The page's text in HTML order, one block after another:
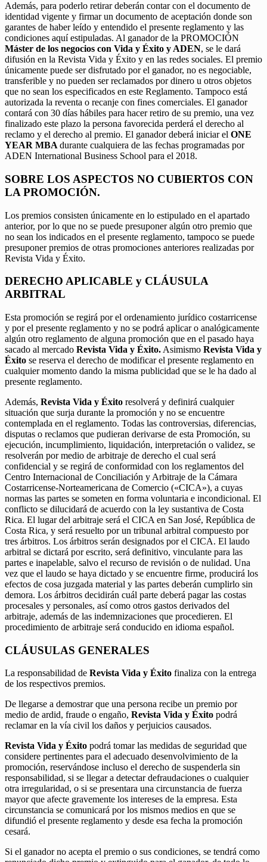
Además, para poderlo retirar deberán contar con el documento de
identidad vigente y firmar un documento de aceptación donde son
garantes de haber leído y entendido el presente reglamento y las
condiciones aquí estipuladas. Al ganador de la PROMOCIÓN
Máster de los negocios con Vida y Éxito y ADEN, se le dará
difusión en la Revista Vida y Éxito y en las redes sociales. El premio
únicamente puede ser disfrutado por el ganador, no es negociable,
transferible y no pueden ser reclamados por dinero u otros objetos
que no sean los especificados en este Reglamento. Tampoco está
autorizada la reventa o recanje con fines comerciales. El ganador
contará con 30 días hábiles para hacer retiro de su premio, una vez
finalizado este plazo la persona favorecida perderá el derecho al
reclamo y el derecho al premio. El ganador deberá iniciar el ONE
YEAR MBA durante cualquiera de las fechas programadas por
ADEN International Business School para el 2018.
SOBRE LOS ASPECTOS NO CUBIERTOS CON
LA PROMOCIÓN.
Los premios consisten únicamente en lo estipulado en el apartado
anterior, por lo que no se puede presuponer algún otro premio que
no sean los indicados en el presente reglamento, tampoco se puede
presuponer premios de otras promociones anteriores realizadas por
Revista Vida y Éxito.
DERECHO APLICABLE y CLÁUSULA
ARBITRAL
Esta promoción se regirá por el ordenamiento jurídico costarricense
y por el presente reglamento y no se podrá aplicar o analógicamente
algún otro reglamento de alguna promoción que en el pasado haya
sacado al mercado Revista Vida y Éxito. Asimismo Revista Vida y
Éxito se reserva el derecho de modificar el presente reglamento en
cualquier momento dando la misma publicidad que se le ha dado al
presente reglamento.
Además, Revista Vida y Éxito resolverá y definirá cualquier
situación que surja durante la promoción y no se encuentre
contemplada en el reglamento. Todas las controversias, diferencias,
disputas o reclamos que pudieran derivarse de esta Promoción, su
ejecución, incumplimiento, liquidación, interpretación o validez, se
resolverán por medio de arbitraje de derecho el cual será
confidencial y se regirá de conformidad con los reglamentos del
Centro Internacional de Conciliación y Arbitraje de la Cámara
Costarricense-Norteamericana de Comercio («CICA»), a cuyas
normas las partes se someten en forma voluntaria e incondicional. El
conflicto se dilucidará de acuerdo con la ley sustantiva de Costa
Rica. El lugar del arbitraje será el CICA en San José, República de
Costa Rica, y será resuelto por un tribunal arbitral compuesto por
tres árbitros. Los árbitros serán designados por el CICA. El laudo
arbitral se dictará por escrito, será definitivo, vinculante para las
partes e inapelable, salvo el recurso de revisión o de nulidad. Una
vez que el laudo se haya dictado y se encuentre firme, producirá los
efectos de cosa juzgada material y las partes deberán cumplirlo sin
demora. Los árbitros decidirán cuál parte deberá pagar las costas
procesales y personales, así como otros gastos derivados del
arbitraje, además de las indemnizaciones que procedieren. El
procedimiento de arbitraje será conducido en idioma español.
CLÁUSULAS GENERALES
La responsabilidad de Revista Vida y Éxito finaliza con la entrega
de los respectivos premios.
De llegarse a demostrar que una persona recibe un premio por
medio de ardid, fraude o engaño, Revista Vida y Éxito podrá
reclamar en la vía civil los daños y perjuicios causados.
Revista Vida y Éxito podrá tomar las medidas de seguridad que
considere pertinentes para el adecuado desenvolvimiento de la
promoción, reservándose incluso el derecho de suspenderla sin
responsabilidad, si se llegar a detectar defraudaciones o cualquier
otra irregularidad, o si se presentara una circunstancia de fuerza
mayor que afecte gravemente los intereses de la empresa. Esta
circunstancia se comunicará por los mismos medios en que se
difundió el presente reglamento y desde esa fecha la promoción
cesará.
Si el ganador no acepta el premio o sus condiciones, se tendrá como